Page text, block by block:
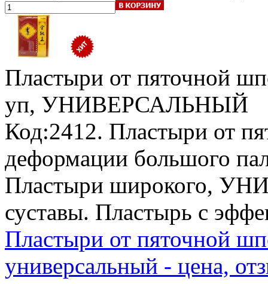
Пластыри от пяточной
уп, УНИВЕРСАЛЬНЫЙ
Код:2412. Пластыри от
деформации большого
Пластыри широкого,
суставы. Пластырь с
Пластыри от пяточной
универсальный - цена,